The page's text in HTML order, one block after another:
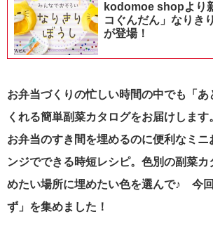
kodomoe shopより
コぐんだん」なりき
が登場！
お弁当づくりの忙しい時間の中でも「あ
くれる簡単副菜カタログをお届けします
お弁当のすき間を埋めるのに便利なミニ
ンジでできる時短レシピ。色別の副菜
めたい場所に埋めたい色を選んで♪ 今
ず」を集めました！